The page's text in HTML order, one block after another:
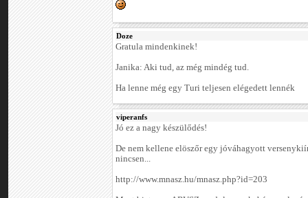
Doze
Gratula mindenkinek!
Janika: Aki tud, az még mindég tud.
Ha lenne még egy Turi teljesen elégedett lennék
viperanfs
Jó ez a nagy készülődés!
De nem kellene elöszőr egy jóváhagyott
nincsen...
http://www.mnasz.hu/mnasz.php?id=203